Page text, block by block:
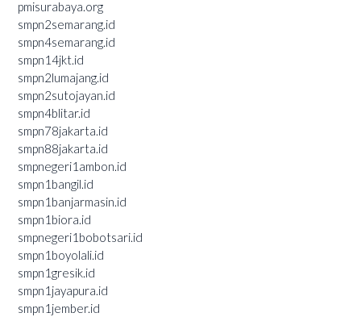
pmisurabaya.org
smpn2semarang.id
smpn4semarang.id
smpn14jkt.id
smpn2lumajang.id
smpn2sutojayan.id
smpn4blitar.id
smpn78jakarta.id
smpn88jakarta.id
smpnegeri1ambon.id
smpn1bangil.id
smpn1banjarmasin.id
smpn1biora.id
smpnegeri1bobotsari.id
smpn1boyolali.id
smpn1gresik.id
smpn1jayapura.id
smpn1jember.id